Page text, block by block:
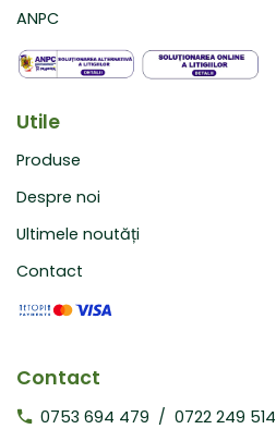
ANPC
Utile
Produse
Despre noi
Ultimele noutăți
Contact
Contact
0753 694 479 / 0722 249 514